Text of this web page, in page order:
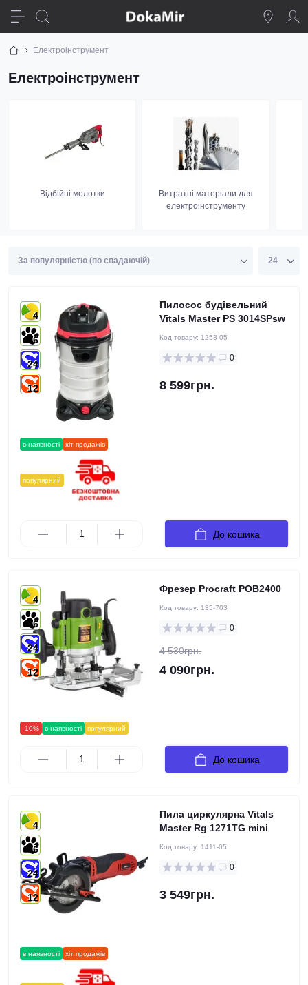
Електроінструмент
Електроінструмент
Bідбійні молотки
Витратні матеріали для
електроінструменту
в наявності хіт продажів
популярний
4
6
24
12
Пилосос будівельний
Vitals Master PS 3014SPsw
Код товару: 1253-05
0
8 599грн.
До кошика
-10% в наявності популярний
4
6
24
12
Фрезер Procraft POB2400
Код товару: 135-703
0
4 530грн.
4 090грн.
До кошика
в наявності хіт продажів
4
6
24
12
Пила циркулярна Vitals
Master Rg 1271TG mini
Код товару: 1411-05
0
3 549грн.